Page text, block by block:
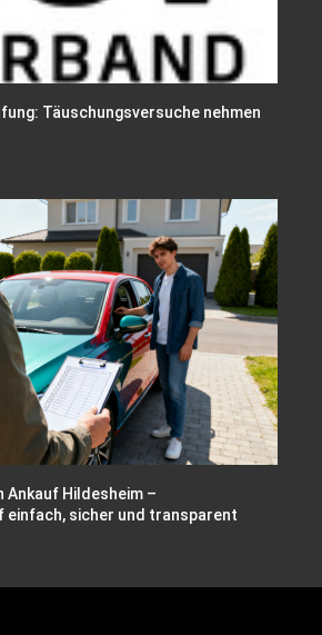
Täuschungsversuche nehmen
Ankauf Hildesheim –
einfach, sicher und transparent